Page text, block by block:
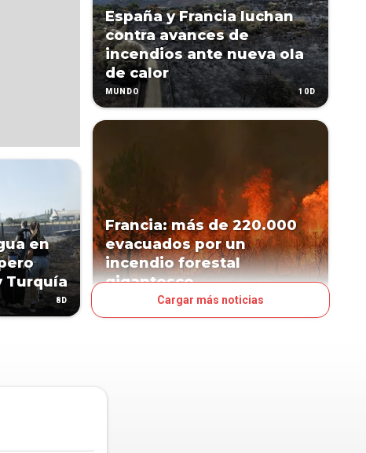
en
Turquía
8D
España y Francia luchan
contra avances de
incendios ante nueva ola
de calor
MUNDO 10D
Francia: más de 220.000
evacuados por un
incendio forestal
gigantesco
Cargar más noticias